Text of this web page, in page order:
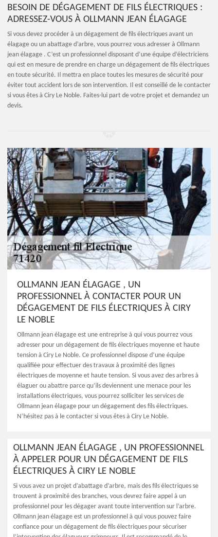
BESOIN DE DÉGAGEMENT DE FILS ÉLECTRIQUES :
ADRESSEZ-VOUS À OLLMANN JEAN ÉLAGAGE
Si vous devez procéder à un dégagement de fils électriques avant un
élagage ou un abattage d’arbre, vous pourrez vous adresser à Ollmann
jean élagage . C’est un professionnel disposant d’une équipe d’électriciens
qui est en mesure de prendre en charge un dégagement de fils électriques
en toute sécurité. Il mettra en place toutes les mesures de sécurité pour
éviter tout accident lors de son intervention. Il est conseillé de le contacter
si vous êtes à Ciry Le Noble. Faites-lui part de votre projet et demandez un
devis.
OLLMANN JEAN ÉLAGAGE , UN
PROFESSIONNEL À CONTACTER POUR UN
DÉGAGEMENT DE FILS ÉLECTRIQUES À CIRY
LE NOBLE
Ollmann jean élagage est une entreprise à qui vous pourrez vous
adresser pour un dégagement de fils électriques moyenne et haute
tension à Ciry Le Noble. Ce professionnel dispose d’une équipe
qualifiée pour effectuer des travaux à proximité des lignes
électriques de moyenne et haute tension. Si vous avez des arbres à
élaguer ou abattre parce qu’ils deviennent une menace pour les
installations électriques, vous pourrez solliciter les services de
Ollmann jean élagage pour un dégagement des fils électriques.
N’hésitez pas à le contacter si vous êtes à Ciry Le Noble.
OLLMANN JEAN ÉLAGAGE , UN PROFESSIONNEL
À APPELER POUR UN DÉGAGEMENT DE FILS
ÉLECTRIQUES À CIRY LE NOBLE
Si vous avez un projet d’abattage d’arbre, mais des fils électriques se
trouvent à proximité des branches, vous devrez faire appel à un
professionnel pour les dégager avant toute intervention sur l’arbre.
Ollmann jean élagage est un professionnel à qui vous pouvez faire
confiance pour un dégagement de fils électriques pour sécuriser